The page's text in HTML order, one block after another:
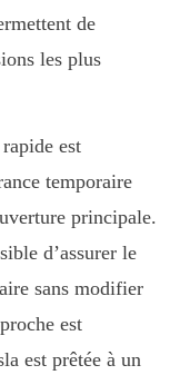
de
les plus
est
temporaire
principale.
d’assurer le
sans modifier
est
est prêtée à un